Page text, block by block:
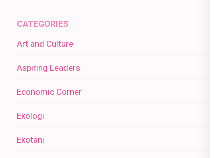
CATEGORIES
Art and Culture
Aspiring Leaders
Economic Corner
Ekologi
Ekotani